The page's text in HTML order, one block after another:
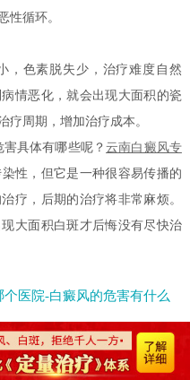
性循环。
色素脱失少，治疗难度自然
情恶化，就会出现大面积的瓷
疗周期，增加治疗成本。
具体有哪些呢？云南白癜风专
性，但它是一种很容易传播的
疗，后期的治疗将非常麻烦。
大面积白斑才后悔没有尽快治
医院-白癜风的危害有什么